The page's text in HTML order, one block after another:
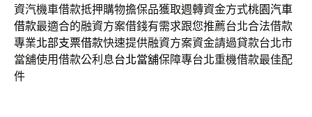
資汽機車借款抵押購物擔保品獲取週轉資金方式桃園汽車
借款最適合的融資方案借錢有需求跟您推薦台北合法借款
專業北部支票借款快速提供融資方案資金請過貸款台北市
當舖使用借款公利息台北當舖保障專台北重機借款最佳配
件